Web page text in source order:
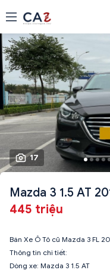
17
Mazda 3 1.5 AT
445 triệu
Bán Xe Ô Tô cũ Mazda 3 FL
Thông tin chi tiết:
Dòng xe: Mazda 3 1.5 AT